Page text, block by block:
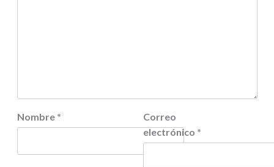
Nombre *
Correo
electrónico *